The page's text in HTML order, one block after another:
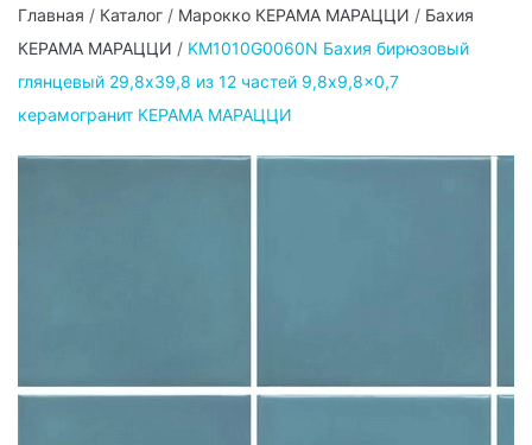
Главная / Каталог / Марокко КЕРАМА МАРАЦЦИ / Бахия
КЕРАМА МАРАЦЦИ / KM1010G0060N Бахия бирюзовый
глянцевый 29,8х39,8 из 12 частей 9,8x9,8x0,7
керамогранит КЕРАМА МАРАЦЦИ